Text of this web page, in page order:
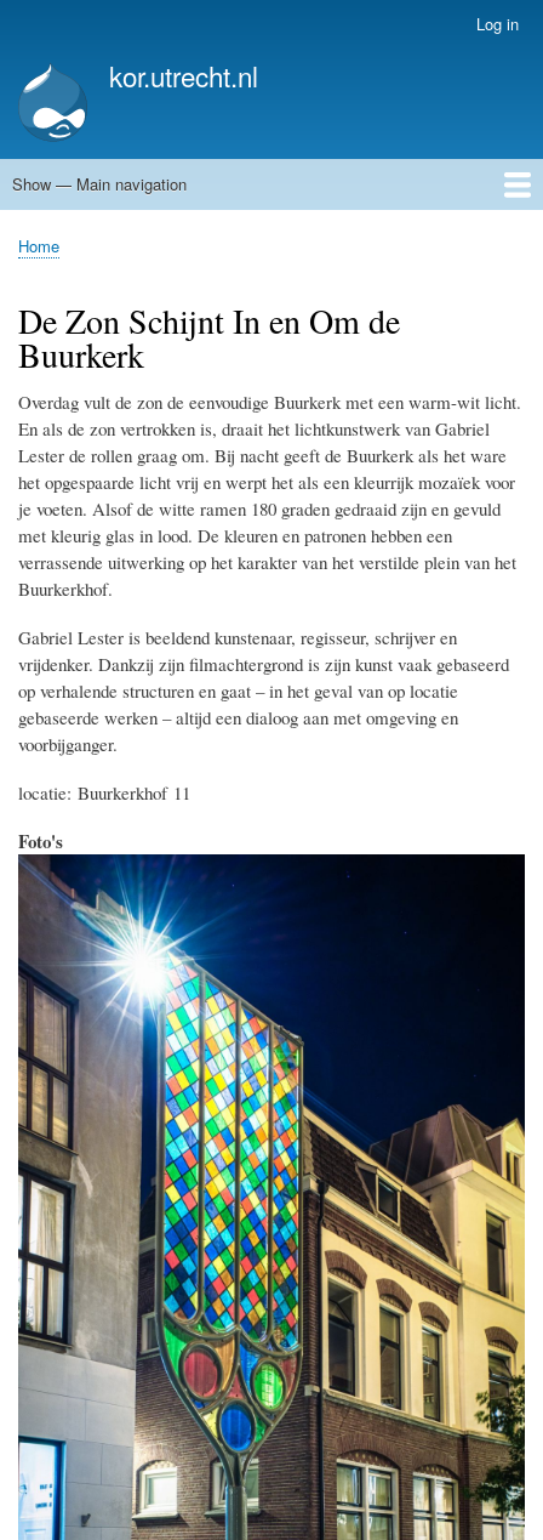
account
menu
Log in
kor.utrecht.nl
Main
Show — Main navigation
Home
Kunstwerken
Actueel
Routes
Breadcrumb
Home
De Zon Schijnt In en Om de
Buurkerk
Overdag vult de zon de eenvoudige Buurkerk met een warm-wit licht.
En als de zon vertrokken is, draait het lichtkunstwerk van Gabriel
Lester de rollen graag om. Bij nacht geeft de Buurkerk als het ware
het opgespaarde licht vrij en werpt het als een kleurrijk mozaïek voor
je voeten. Alsof de witte ramen 180 graden gedraaid zijn en gevuld
met kleurig glas in lood. De kleuren en patronen hebben een
verrassende uitwerking op het karakter van het verstilde plein van het
Buurkerkhof.
Gabriel Lester is beeldend kunstenaar, regisseur, schrijver en
vrijdenker. Dankzij zijn filmachtergrond is zijn kunst vaak gebaseerd
op verhalende structuren en gaat – in het geval van op locatie
gebaseerde werken – altijd een dialoog aan met omgeving en
voorbijganger.
locatie: Buurkerkhof 11
Foto's